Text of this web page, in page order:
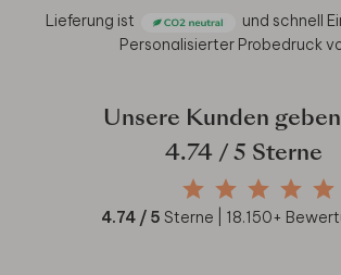
Lieferung ist und schnell
Personalisierter Probedruck
Unsere Kunden
4.74/ 5 Sterne
4.74 / 5 Sterne | 18.150+